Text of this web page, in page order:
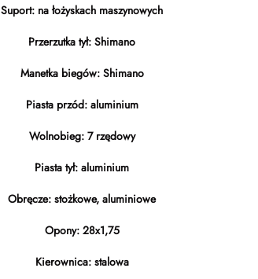
Suport: na łożyskach maszynowych
Przerzutka tył: Shimano
Manetka biegów: Shimano
Piasta przód: aluminium
Wolnobieg: 7 rzędowy
Piasta tył: aluminium
Obręcze: stożkowe, aluminiowe
Opony: 28x1,75
Kierownica: stalowa